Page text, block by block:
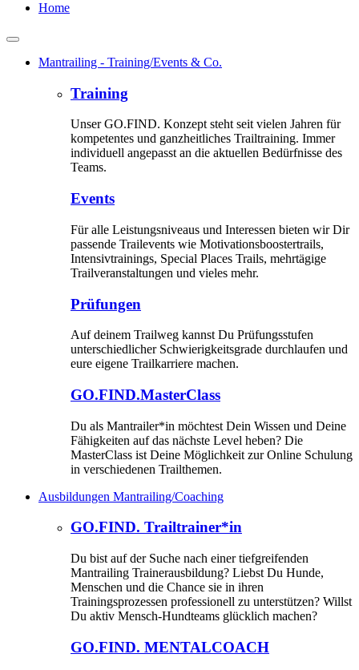
Home
Mantrailing - Training/Events & Co.
Training
Unser GO.FIND. Konzept steht seit vielen Jahren für
kompetentes und ganzheitliches Trailtraining. Immer
individuell angepasst an die aktuellen Bedürfnisse des
Teams.
Events
Für alle Leistungsniveaus und Interessen bieten wir Dir
passende Trailevents wie Motivationsboostertrails,
Intensivtrainings, Special Places Trails, mehrtägige
Trailveranstaltungen und vieles mehr.
Prüfungen
Auf deinem Trailweg kannst Du Prüfungsstufen
unterschiedlicher Schwierigkeitsgrade durchlaufen und
eure eigene Trailkarriere machen.
GO.FIND.MasterClass
Du als Mantrailer*in möchtest Dein Wissen und Deine
Fähigkeiten auf das nächste Level heben? Die
MasterClass ist Deine Möglichkeit zur Online Schulung
in verschiedenen Trailthemen.
Ausbildungen Mantrailing/Coaching
GO.FIND. Trailtrainer*in
Du bist auf der Suche nach einer tiefgreifenden
Mantrailing Trainerausbildung? Liebst Du Hunde,
Menschen und die Chance sie in ihren
Trainingsprozessen professionell zu unterstützen? Willst
Du aktiv Mensch-Hundteams glücklich machen?
GO.FIND. MENTALCOACH